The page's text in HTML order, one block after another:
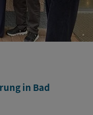
in Bad